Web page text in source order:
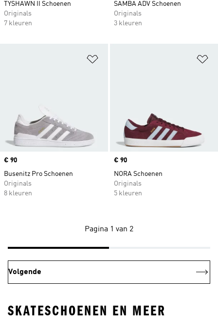
TYSHAWN II Schoenen
Originals
7 kleuren
SAMBA ADV Schoenen
Originals
3 kleuren
Price
€ 90
Busenitz Pro Schoenen
Originals
8 kleuren
Price
€ 90
NORA Schoenen
Originals
5 kleuren
Pagina 1 van 2
Volgende
SKATESCHOENEN EN MEER